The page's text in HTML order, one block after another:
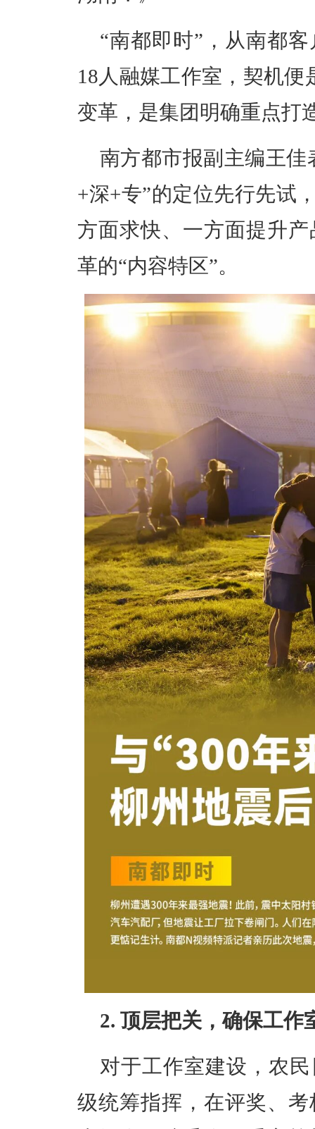
“南都即时”，从南都
18人融媒工作室，契机
变革，是集团明确重点打
南方都市报副主编王佳
+深+专”的定位先行先试
方面求快、一方面提升
革的“内容特区”。
2. 顶层把关，确保工作
对于工作室建设，农
级统筹指挥，在评奖、